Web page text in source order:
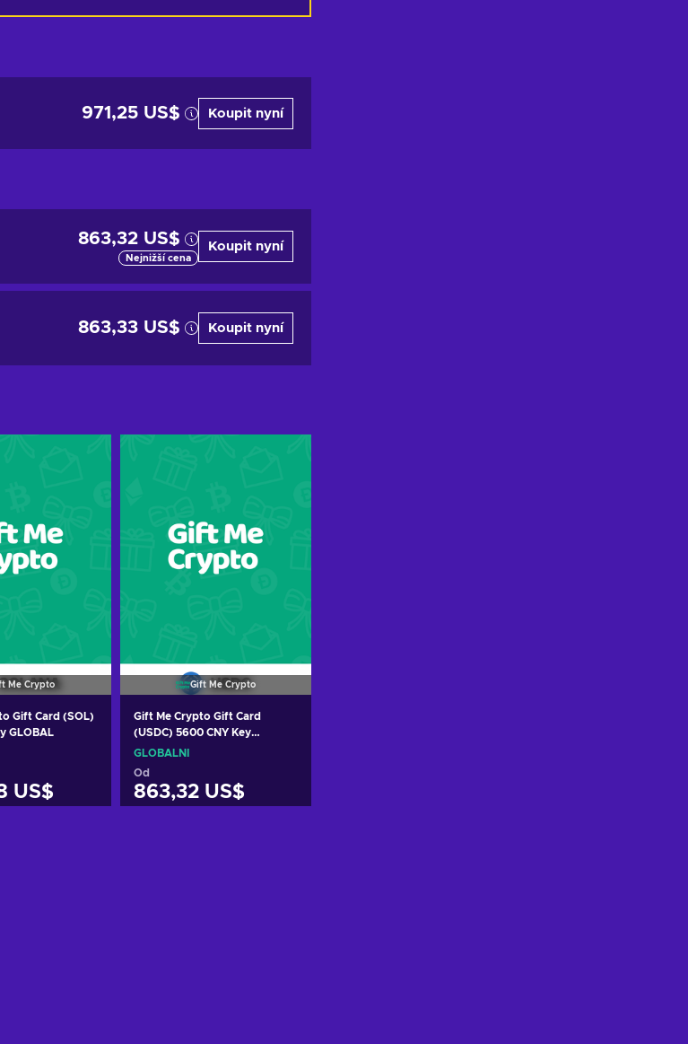
971,25 US$ Koupit nyní
863,32 US$
Nejnižší cena
Koupit nyní
863,33 US$ Koupit nyní
Me Crypto
Gift Card (SOL)
GLOBAL
US$
Gift Me Crypto
Gift Me Crypto Gift Card
(USDC) 5600 CNY Key
GLOBAL
GLOBÁLNÍ
Od
863,32 US$